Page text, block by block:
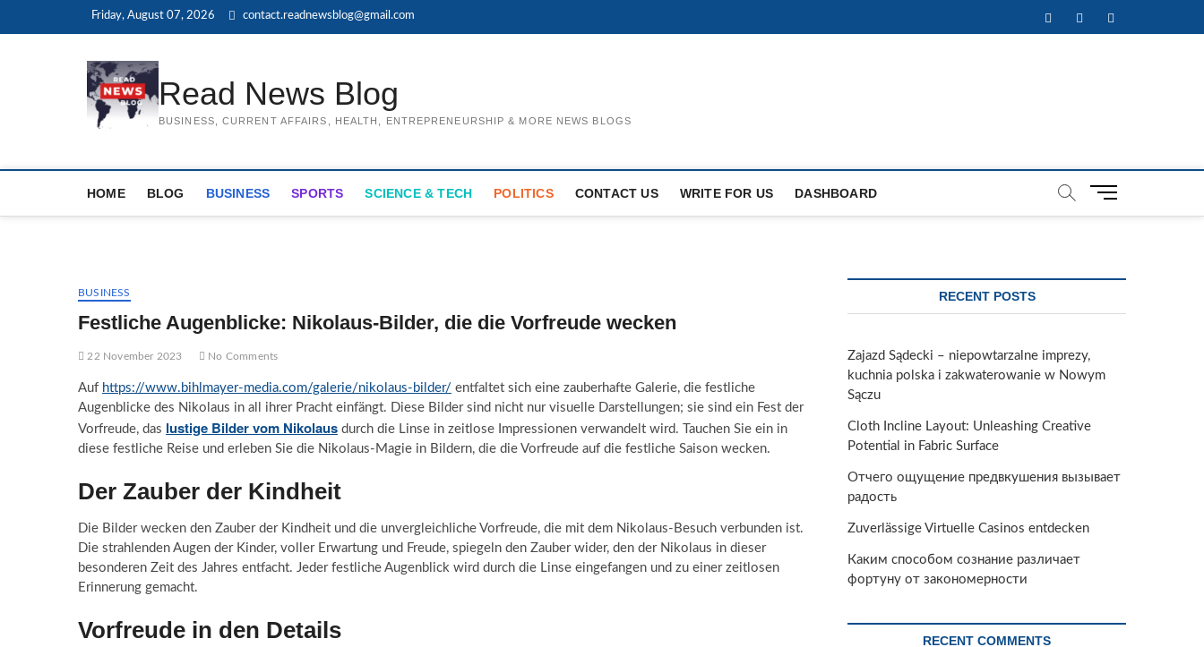
Friday, August 07, 2026 contact.readnewsblog@gmail.com FacebookTwitterInstagram
Read News Blog
BUSINESS, CURRENT AFFAIRS, HEALTH, ENTREPRENEURSHIP & MORE NEWS BLOGS
HOME BLOG BUSINESS SPORTS SCIENCE & TECH POLITICS CONTACT US WRITE FOR US DASHBOARD
M
BUSINESS
Festliche Augenblicke: Nikolaus-Bilder, die die Vorfreude wecken
22 November 2023 No Comments
Auf https://www.bihlmayer-media.com/galerie/nikolaus-bilder/ entfaltet sich eine zauberhafte Galerie, die festliche
Augenblicke des Nikolaus in all ihrer Pracht einfängt. Diese Bilder sind nicht nur visuelle Darstellungen; sie sind ein Fest der
Vorfreude, das lustige Bilder vom Nikolaus durch die Linse in zeitlose Impressionen verwandelt wird. Tauchen Sie ein in
diese festliche Reise und erleben Sie die Nikolaus-Magie in Bildern, die die Vorfreude auf die festliche Saison wecken.
Der Zauber der Kindheit
Die Bilder wecken den Zauber der Kindheit und die unvergleichliche Vorfreude, die mit dem Nikolaus-Besuch verbunden ist.
Die strahlenden Augen der Kinder, voller Erwartung und Freude, spiegeln den Zauber wider, den der Nikolaus in dieser
besonderen Zeit des Jahres entfacht. Jeder festliche Augenblick wird durch die Linse eingefangen und zu einer zeitlosen
Erinnerung gemacht.
Vorfreude in den Details
RECENT POSTS
Zajazd Sądecki – niepowtarzalne imprezy,
kuchnia polska i zakwaterowanie w Nowym
Sączu
Cloth Incline Layout: Unleashing Creative
Potential in Fabric Surface
Отчего ощущение предвкушения вызывает
радость
Zuverlässige Virtuelle Casinos entdecken
Каким способом сознание различает
фортуну от закономерности
RECENT COMMENTS